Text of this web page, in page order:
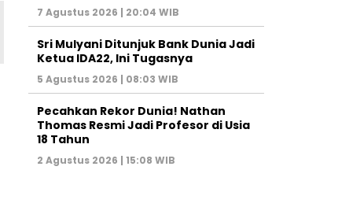
7 Agustus 2026 | 20:04 WIB
Sri Mulyani Ditunjuk Bank Dunia Jadi
Ketua IDA22, Ini Tugasnya
5 Agustus 2026 | 08:03 WIB
Pecahkan Rekor Dunia! Nathan
Thomas Resmi Jadi Profesor di Usia
18 Tahun
2 Agustus 2026 | 15:08 WIB